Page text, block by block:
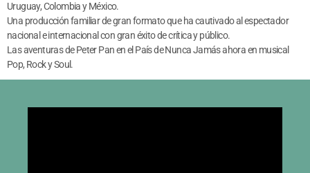
Uruguay, Colombia y México.
Una producción familiar de gran formato que ha cautivado al espectador
nacional e internacional con gran éxito de crítica y público.
Las aventuras de Peter Pan en el País de Nunca Jamás ahora en musical
Pop, Rock y Soul.